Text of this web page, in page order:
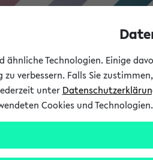
Studium
eKVV Funktion zugreifen,
ähnliche Technologien. Einige
verbessern. Falls Sie
unter
Cookies und Technologien.